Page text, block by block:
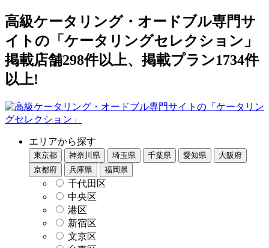
高級ケータリング・オードブル専門サ
イトの「ケータリングセレクション」
掲載店舗298件以上、掲載プラン1734件
以上!
エリアから探す
東京都 神奈川県 埼玉県 千葉県 愛知県
大阪府
京都府
兵庫県 福岡県
千代田区
中央区
港区
新宿区
文京区